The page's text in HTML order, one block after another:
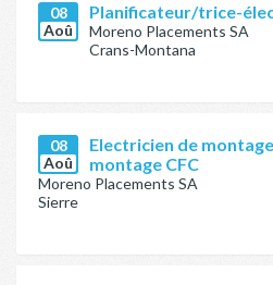
08
Aoû
Planificateur/trice-
Moreno Placements SA
Crans-Montana
08
Aoû
Electricien de
montage CFC
Moreno Placements SA
Sierre